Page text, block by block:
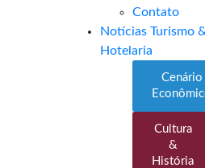
Contato
Notícias Turismo &
Hotelaria
Cenário
Cultura
&
História